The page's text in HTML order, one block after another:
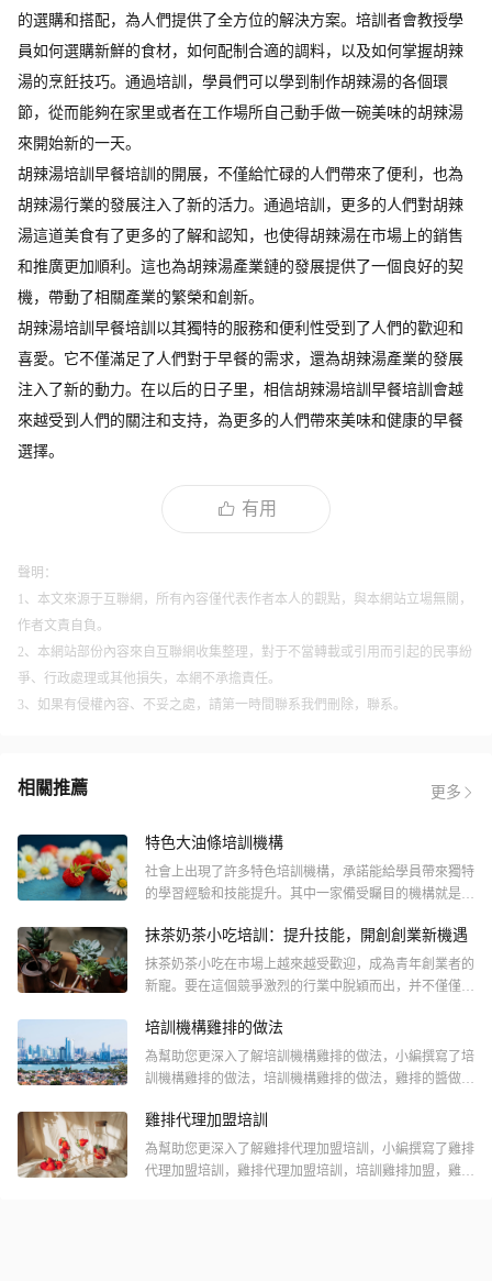
的選購和搭配，為人們提供了全方位的解決方案。培訓者會教授學
員如何選購新鮮的食材，如何配制合適的調料，以及如何掌握胡辣
湯的烹飪技巧。通過培訓，學員們可以學到制作胡辣湯的各個環
節，從而能夠在家里或者在工作場所自己動手做一碗美味的胡辣湯
來開始新的一天。
胡辣湯培訓早餐培訓的開展，不僅給忙碌的人們帶來了便利，也為
胡辣湯行業的發展注入了新的活力。通過培訓，更多的人們對胡辣
湯這道美食有了更多的了解和認知，也使得胡辣湯在市場上的銷售
和推廣更加順利。這也為胡辣湯產業鏈的發展提供了一個良好的契
機，帶動了相關產業的繁榮和創新。
胡辣湯培訓早餐培訓以其獨特的服務和便利性受到了人們的歡迎和
喜愛。它不僅滿足了人們對于早餐的需求，還為胡辣湯產業的發展
注入了新的動力。在以后的日子里，相信胡辣湯培訓早餐培訓會越
來越受到人們的關注和支持，為更多的人們帶來美味和健康的早餐
選擇。
有用
聲明：
1、本文來源于互聯網，所有內容僅代表作者本人的觀點，與本網站立場無關，
作者文責自負。
2、本網站部份內容來自互聯網收集整理，對于不當轉載或引用而引起的民事紛
爭、行政處理或其他損失，本網不承擔責任。
3、如果有侵權內容、不妥之處，請第一時間聯系我們刪除，聯系。
相關推薦 更多
特色大油條培訓機構
社會上出現了許多特色培訓機構，承諾能給學員帶來獨特
的學習經驗和技能提升。其中一家備受矚目的機構就是
作美味可口的大油條
抹茶奶茶小吃培訓：提升技能，開創創業新機遇
抹茶奶茶小吃在市場上越來越受歡迎，成為青年創業者的
新寵。要在這個競爭激烈的行業中脫穎而出，并不僅僅只
茶奶茶小吃培訓誕生了
培訓機構雞排的做法
為幫助您更深入了解培訓機構雞排的做法，小編撰寫了培
訓機構雞排的做法，培訓機構雞排的做法，雞排的醬做法
排的做法等6個相關主題的內容，以期從不同的視角，不
同的觀點深入闡釋培訓機構雞排的做法，希望能對您提供
幫助。
雞排代理加盟培訓
為幫助您更深入了解雞排代理加盟培訓，小編撰寫了雞排
代理加盟培訓，雞排代理加盟培訓，培訓雞排加盟，雞排